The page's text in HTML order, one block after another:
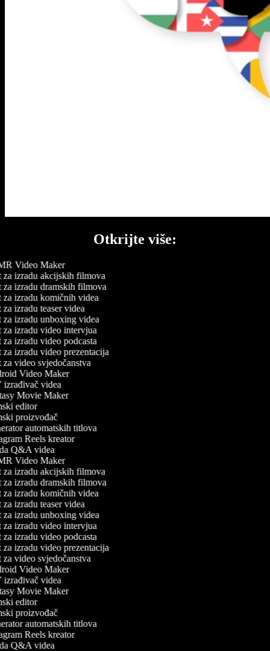
Otkrijte više:
Video Maker
izradu akcijskih filmova
izradu dramskih filmova
izradu komičnih videa
izradu teaser videa
izradu unboxing videa
izradu video intervjua
izradu video podcasta
izradu video prezentacija
video svjedočanstva
Video Maker
videa
Movie Maker
editor
proizvođač
automatskih titlova
Reels kreator
Q&A videa
Video Maker
izradu akcijskih filmova
izradu dramskih filmova
izradu komičnih videa
izradu teaser videa
izradu unboxing videa
izradu video intervjua
izradu video podcasta
izradu video prezentacija
video svjedočanstva
Video Maker
videa
Movie Maker
editor
proizvođač
automatskih titlova
Reels kreator
Q&A videa